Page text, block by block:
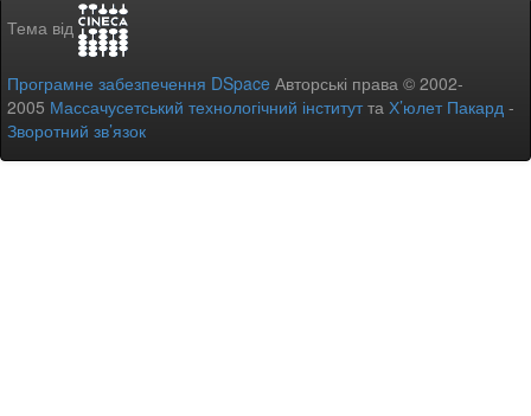
Тема від
Програмне забезпечення DSpace Авторські права © 2002-
2005 Массачусетський технологічний інститутта Х’юлет Пакард -
Зворотний зв’язок